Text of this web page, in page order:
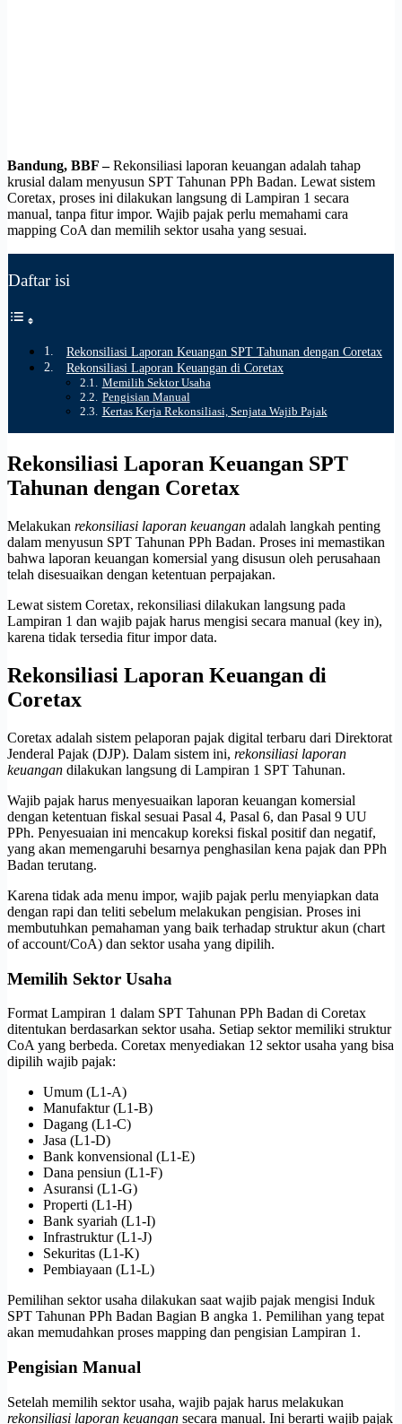
Bandung, BBF –Rekonsiliasi laporan keuangan adalah tahap
krusial dalam menyusun SPT Tahunan PPh Badan. Lewat sistem
Coretax, proses ini dilakukan langsung di Lampiran 1 secara
manual, tanpa fitur impor. Wajib pajak perlu memahami cara
mapping CoA dan memilih sektor usaha yang sesuai.
Daftar isi
Rekonsiliasi Laporan Keuangan SPT Tahunan dengan Coretax
Rekonsiliasi Laporan Keuangan di Coretax
Memilih Sektor Usaha
Pengisian Manual
Kertas Kerja Rekonsiliasi, Senjata Wajib Pajak
Rekonsiliasi Laporan Keuangan SPT
Tahunan dengan Coretax
Melakukan rekonsiliasi laporan keuangan adalah langkah penting
dalam menyusun SPT Tahunan PPh Badan. Proses ini memastikan
bahwa laporan keuangan komersial yang disusun oleh perusahaan
telah disesuaikan dengan ketentuan perpajakan.
Lewat sistem Coretax, rekonsiliasi dilakukan langsung pada
Lampiran 1 dan wajib pajak harus mengisi secara manual (key in),
karena tidak tersedia fitur impor data.
Rekonsiliasi Laporan Keuangan di
Coretax
Coretax adalah sistem pelaporan pajak digital terbaru dari Direktorat
Jenderal Pajak (DJP). Dalam sistem ini, rekonsiliasi laporan
keuangan dilakukan langsung di Lampiran 1 SPT Tahunan.
Wajib pajak harus menyesuaikan laporan keuangan komersial
dengan ketentuan fiskal sesuai Pasal 4, Pasal 6, dan Pasal 9 UU
PPh. Penyesuaian ini mencakup koreksi fiskal positif dan negatif,
yang akan memengaruhi besarnya penghasilan kena pajak dan PPh
Badan terutang.
Karena tidak ada menu impor, wajib pajak perlu menyiapkan data
dengan rapi dan teliti sebelum melakukan pengisian. Proses ini
membutuhkan pemahaman yang baik terhadap struktur akun (chart
of account/CoA) dan sektor usaha yang dipilih.
Memilih Sektor Usaha
Format Lampiran 1 dalam SPT Tahunan PPh Badan di Coretax
ditentukan berdasarkan sektor usaha. Setiap sektor memiliki struktur
CoA yang berbeda. Coretax menyediakan 12 sektor usaha yang bisa
dipilih wajib pajak:
Umum (L1-A)
Manufaktur (L1-B)
Dagang (L1-C)
Jasa (L1-D)
Bank konvensional (L1-E)
Dana pensiun (L1-F)
Asuransi (L1-G)
Properti (L1-H)
Bank syariah (L1-I)
Infrastruktur (L1-J)
Sekuritas (L1-K)
Pembiayaan (L1-L)
Pemilihan sektor usaha dilakukan saat wajib pajak mengisi Induk
SPT Tahunan PPh Badan Bagian B angka 1. Pemilihan yang tepat
akan memudahkan proses mapping dan pengisian Lampiran 1.
Pengisian Manual
Setelah memilih sektor usaha, wajib pajak harus melakukan
rekonsiliasi laporan keuangan secara manual. Ini berarti wajib pajak